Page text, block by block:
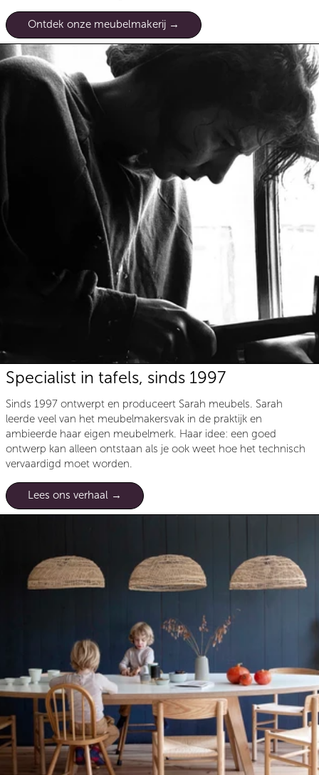
Ontdek onze meubelmakerij
Specialist in tafels, sinds 1997
Sinds 1997 ontwerpt en produceert Sarah meubels. Sarah
leerde veel van het meubelmakersvak in de praktijk en
ambieerde haar eigen meubelmerk. Haar idee: een goed
ontwerp kan alleen ontstaan als je ook weet hoe het technisch
vervaardigd moet worden.
Lees ons verhaal